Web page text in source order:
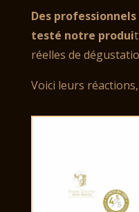
Des
testé notre produi
réelles de
Voici leurs